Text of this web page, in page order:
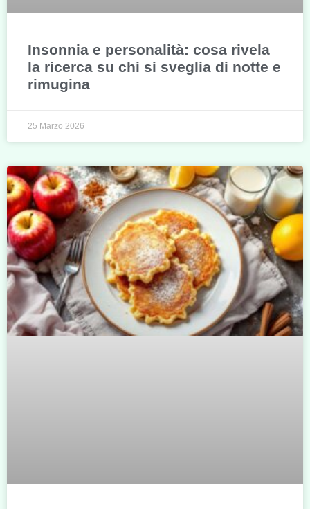
Insonnia e personalità: cosa rivela
la ricerca su chi si sveglia di notte e
rimugina
25 Marzo 2026